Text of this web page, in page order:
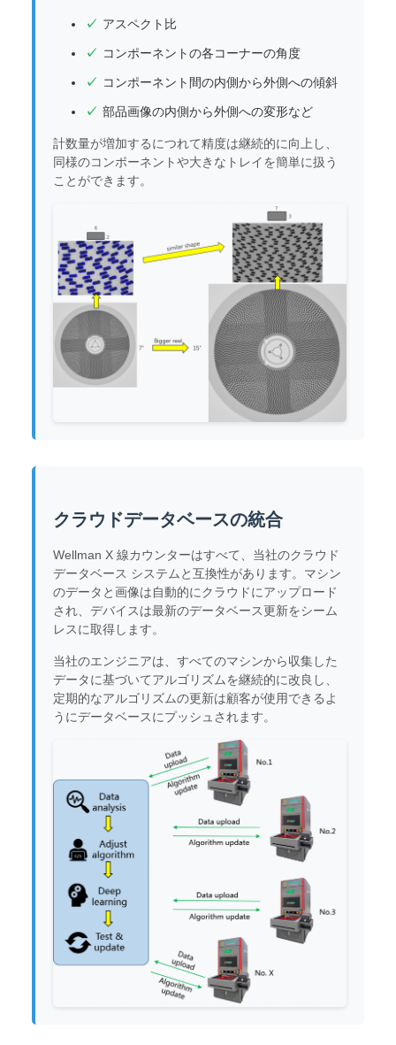
アスペクト比
コンポーネントの各コーナーの角度
コンポーネント間の内側から外側への傾斜
部品画像の内側から外側への変形など
計数量が増加するにつれて精度は継続的に向上し、
同様のコンポーネントや大きなトレイを簡単に扱う
ことができます。
クラウドデータベースの統合
Wellman X 線カウンターはすべて、当社のクラウド
データベース システムと互換性があります。マシン
のデータと画像は自動的にクラウドにアップロード
され、デバイスは最新のデータベース更新をシーム
レスに取得します。
当社のエンジニアは、すべてのマシンから収集した
データに基づいてアルゴリズムを継続的に改良し、
定期的なアルゴリズムの更新は顧客が使用できるよ
うにデータベースにプッシュされます。